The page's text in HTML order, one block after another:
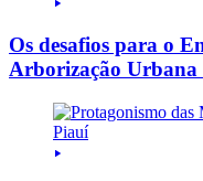
Os desafios para o
Arborização Urbana